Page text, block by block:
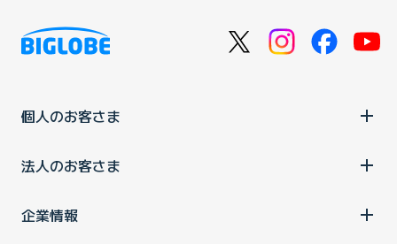
個人のお客さま
法人のお客さま
企業情報